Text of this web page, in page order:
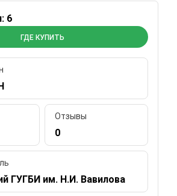
6
ГДЕ КУПИТЬ
Отзывы
0
ГУГБИ им. Н.И. Вавилова